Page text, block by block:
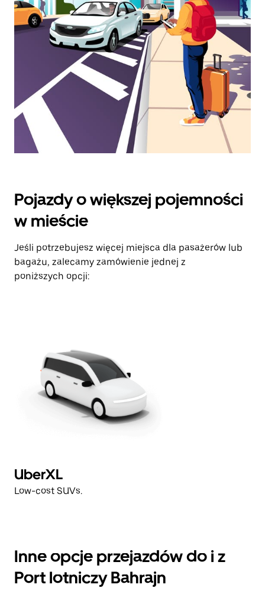
klawisz
„Escape”,
aby
zamknąć
kalendarz.
Pojazdy o większej pojemności
w mieście
Jeśli potrzebujesz więcej miejsca dla pasażerów lub
bagażu, zalecamy zamówienie jednej z
poniższych opcji:
UberXL
Low-cost SUVs.
Inne opcje przejazdów do i z
Port lotniczy Bahrajn